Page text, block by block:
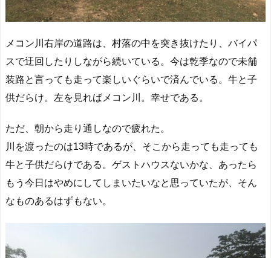
メコン川右岸の道路は、村落の中を突き抜けたり、バイパ
スで迂回したりしながら続いている。今は乾季なので未舗
装路と言っても走って楽しいぐらいで済んでいる。牛と子
供だらけ。左を見ればメコン川。幸せである。
ただ、朝から走り通しなので疲れた。
川を渡ったのは13時であるが、そこから走っても走っても
牛と子供だらけである。ゲストハウスないかな、あったら
もう今日はやめにしてしまいたいなと思っていたが、そん
なものあるはずもない。